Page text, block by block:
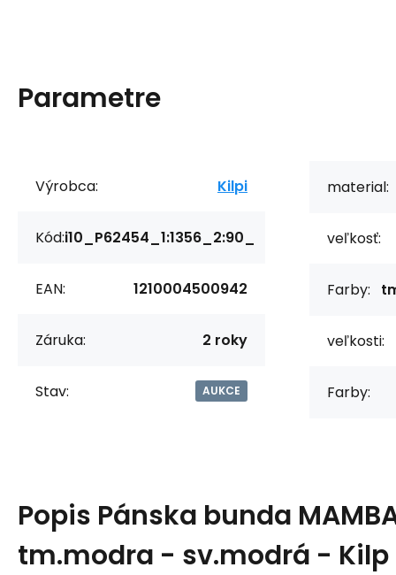
Parametre
Výrobca: Kilpi
Kód:i10_P62454_1:1356_2:90_
EAN: 1210004500942
Záruka: 2 roky
Stav: AUKCE
material:
veľkosť:
Farby:
veľkosti:
Farby:
Popis Pánska bunda
tm.modra - sv.modrá - Kilp